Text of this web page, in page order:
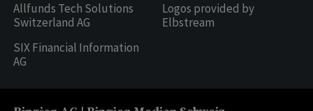
Allfunds Tech Solutions
Switzerland AG
SIX Financial Information
AG
Logos provided by
Elbstream